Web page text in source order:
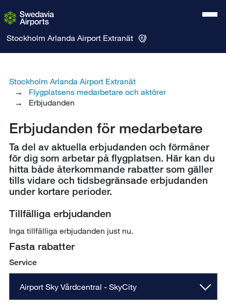
Stockholm Arlanda Airport Extranät
Stockholm Arlanda Airport Extranät
Flygplatsens medarbetare och aktörer
Erbjudanden
Erbjudanden för medarbetare
​Ta del av aktuella erbjudanden och förmåner
för dig som arbetar på flygplatsen. Här kan du
hitta både återkommande rabatter som gäller
tills vidare och tidsbegränsade erbjudanden
under kortare perioder.
Tillfälliga erbjudanden
Inga tillfälliga erbjudanden just nu.
Fasta rabatter
Service
Airport Sky Vårdcentral - SkyCity